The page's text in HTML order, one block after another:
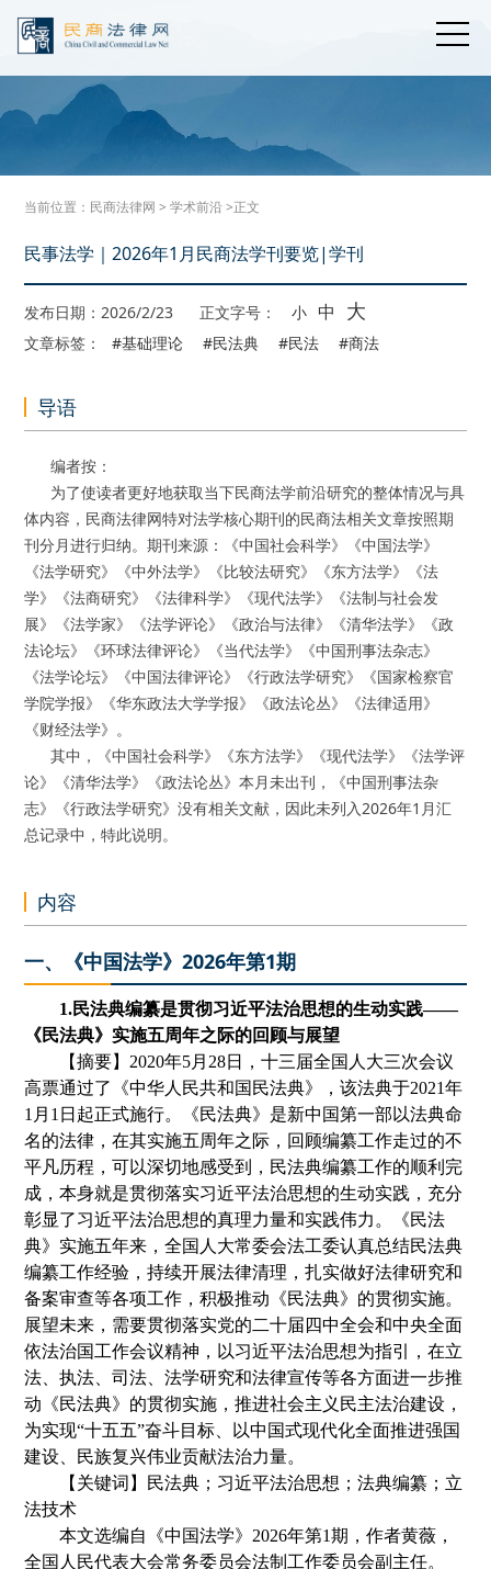
当前位置： 民商法律网 >学术前沿>正文
民事法学｜2026年1月民商法学刊要览|学刊
发布日期：2026/2/23 正文字号： 小 中 大
文章标签： #基础理论 #民法典 #民法 #商法
导语
编者按：
为了使读者更好地获取当下民商法学前沿研究的整体情况与具
体内容，民商法律网特对法学核心期刊的民商法相关文章按照期
刊分月进行归纳。期刊来源：《中国社会科学》《中国法学》
《法学研究》《中外法学》《比较法研究》《东方法学》《法
学》《法商研究》《法律科学》《现代法学》《法制与社会发
展》《法学家》《法学评论》《政治与法律》《清华法学》《政
法论坛》《环球法律评论》《当代法学》《中国刑事法杂志》
《法学论坛》《中国法律评论》《行政法学研究》《国家检察官
学院学报》《华东政法大学学报》《政法论丛》《法律适用》
《财经法学》。
其中，《中国社会科学》《东方法学》《现代法学》《法学评
论》《清华法学》《政法论丛》本月未出刊，《中国刑事法杂
志》《行政法学研究》没有相关文献，因此未列入2026年1月汇
总记录中，特此说明。
内容
一、《中国法学》2026年第1期
1.民法典编纂是贯彻习近平法治思想的生动实践——
《民法典》实施五周年之际的回顾与展望
【摘要】 2020年5月28日，十三届全国人大三次会议
高票通过了
《中华人民共和国民法典》，该法典于2021年
1月1日起正式施行。
《民法典》 是新中国第一部以法典命
名的法律 ，在其实施五周年之际 ， 回顾编纂工作走过的不
平凡历程 ，可以深切地感受到 ， 民法典编纂工作的顺利完
成 ，本身就是贯彻落实习近平法治思想的生动实践 ， 充分
彰显了习近平法治思想的真理力量和实践伟力。
《民法
典》 实施五年来 ，全国人大常委会法工委认真总结民法典
编纂工作经验 ，持续开展法律清理 ，扎实做好法律研究和
备案审查等各项工作，积极推动 《民法典》 的贯彻实施。
展望未来，需要贯彻落实党的二十届四中全会和中央全面
依法治国工作会议精神，以习近平法治思想为指引
，在立
法、执法、司法、法学研究和法律宣传等各方面进一步推
动 《民法典》 的贯彻实施，推进社会主义民主法治建设 ，
为实现“十五五”奋斗目标、以中国式现代化全面推进强国
建设、民族复兴伟业贡献法治力量。
【关键词】民法典 ； 习近平法治思想 ；法典编纂 ； 立
法技术
本文选编自《中国法学》 2026年第1期 ，作者黄薇 ，
全国人民代表大会常务委员会法制工作委员会副主任。